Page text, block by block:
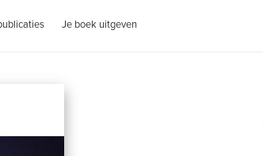
Je boek uitgeven